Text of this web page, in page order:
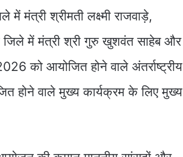
में मंत्री श्रीमती लक्ष्मी राजवाड़े,
जिले में मंत्री श्री गुरु खुशवंत साहेब और
को आयोजित होने वाले अंतर्राष्ट्रीय
होने वाले मुख्य कार्यक्रम के लिए मुख्य